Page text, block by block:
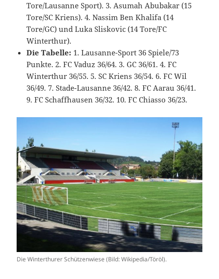
Tore/Lausanne Sport). 3. Asumah Abubakar (15
Tore/SC Kriens). 4. Nassim Ben Khalifa (14
Tore/GC) und Luka Sliskovic (14 Tore/FC
Winterthur).
Die Tabelle: 1. Lausanne-Sport 36 Spiele/73
Punkte. 2. FC Vaduz 36/64. 3. GC 36/61. 4. FC
Winterthur 36/55. 5. SC Kriens 36/54. 6. FC Wil
36/49. 7. Stade-Lausanne 36/42. 8. FC Aarau 36/41.
9. FC Schaffhausen 36/32. 10. FC Chiasso 36/23.
Die Winterthurer Schützenwiese (Bild: Wikipedia/Töröl).